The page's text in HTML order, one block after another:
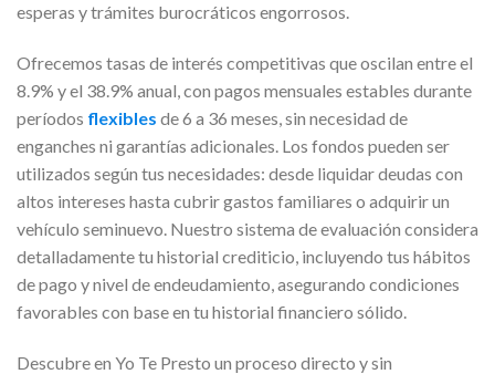
esperas y trámites burocráticos engorrosos.
Ofrecemos tasas de interés competitivas que oscilan entre el
8.9% y el 38.9% anual, con pagos mensuales estables durante
períodos flexibles de 6 a 36 meses, sin necesidad de
enganches ni garantías adicionales. Los fondos pueden ser
utilizados según tus necesidades: desde liquidar deudas con
altos intereses hasta cubrir gastos familiares o adquirir un
vehículo seminuevo. Nuestro sistema de evaluación considera
detalladamente tu historial crediticio, incluyendo tus hábitos
de pago y nivel de endeudamiento, asegurando condiciones
favorables con base en tu historial financiero sólido.
Descubre en Yo Te Presto un proceso directo y sin